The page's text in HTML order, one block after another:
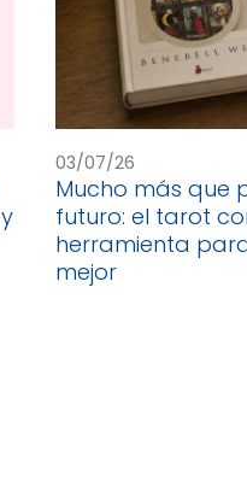
03/07/26
Mucho más que
futuro: el tarot
herramienta
mejor